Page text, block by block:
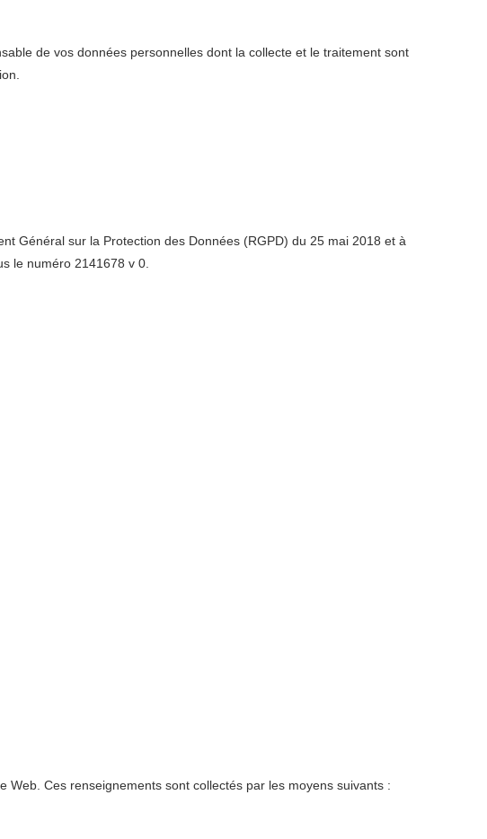
de vos données personnelles dont la collecte et le traitement sont
Général sur la Protection des Données (RGPD) du 25 mai 2018 et à
le numéro 2141678 v 0.
Web. Ces renseignements sont collectés par les moyens suivants :